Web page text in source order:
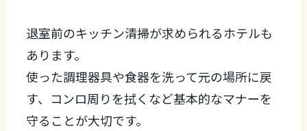
退室前のキッチン清掃が求められるホテルも
あります。
使った調理器具や食器を洗って元の場所に戻
す、コンロ周りを拭くなど基本的なマナーを
守ることが大切です。